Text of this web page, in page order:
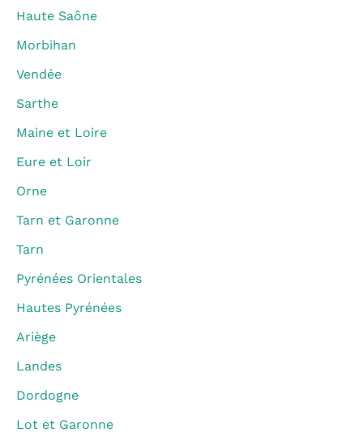
Haute Saône
Morbihan
Vendée
Sarthe
Maine et Loire
Eure et Loir
Orne
Tarn et Garonne
Tarn
Pyrénées Orientales
Hautes Pyrénées
Ariège
Landes
Dordogne
Lot et Garonne